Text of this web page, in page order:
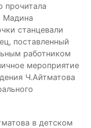
прочитала
Мадина
станцевали
поставленный
работником
мероприятие
Ч.Айтматова
в детском